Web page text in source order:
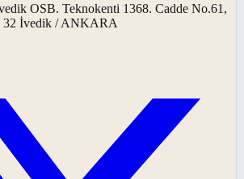
OSB. Teknokenti 1368. Cadde No.61,
32 İvedik / ANKARA